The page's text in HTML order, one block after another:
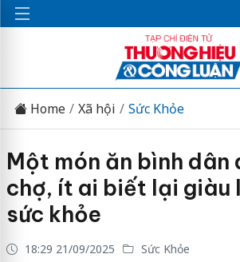
Home Xã hội Sức Khỏe
Một món ăn bình dân
chợ, ít ai biết lại giàu
sức khỏe
18:29 21/09/2025 Sức Khỏe